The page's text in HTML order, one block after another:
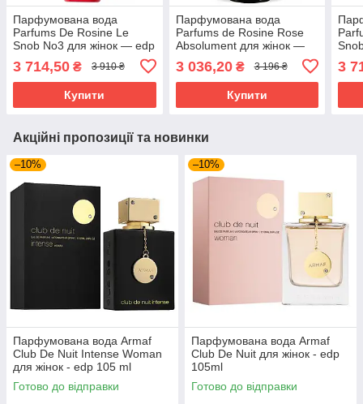
Парфумована вода
Parfums De Rosine Le
Snob No3 для жінок — edp
3 714,50 ₴ 3 910 ₴
Купити
Парфумована вода
Parfums de Rosine Rose
Absolument для жінок —
3 036,20₴ 3 196 ₴
Купити
3
Акційні пропозиції та новинки
–10%
Парфумована вода Armaf
Club De Nuit Intense Woman
для жінок - edp 105 ml
Готово до відправки
–10%
Парфумована вода Armaf
Club De Nuit для жінок - edp
105ml
Готово до відправки